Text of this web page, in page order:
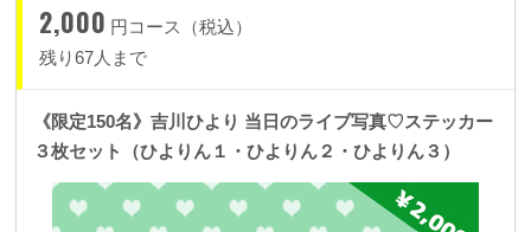
2,000 円コース（税込）
残り67人まで
《限定150名》吉川ひより 当日のライブ写真♡ステッカー
３枚セット（ひよりん１・ひよりん２・ひよりん３）